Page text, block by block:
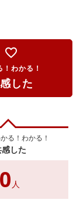
favorite_border
！わかる！
した
る！わかる！
した
0 人